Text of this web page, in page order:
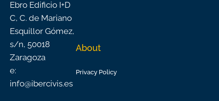
Ebro Edificio I+D
C, C. de Mariano
Esquillor Gómez,
s/n, 50018
Zaragoza
e:
info@ibercivis.es
About
Privacy Policy